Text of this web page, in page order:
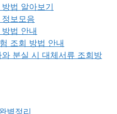
법 알아보기
보모음
법 안내
조회 방법 안내
분실 시 대체서류 조회방
벽정리